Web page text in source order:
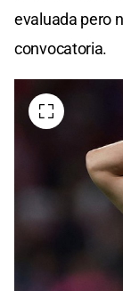
evaluada pero
convocatoria.